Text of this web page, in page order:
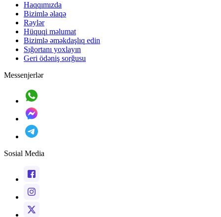
Haqqımızda
Bizimlə əlaqə
Rəylər
Hüquqi məlumat
Bizimlə əməkdaşlıq edin
Sığortanı yoxlayın
Geri ödəniş sorğusu
Messenjerlər
Sosial Media